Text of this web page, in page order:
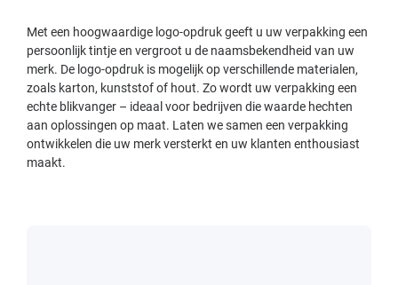
Met een hoogwaardige logo-opdruk geeft u uw verpakking een
persoonlijk tintje en vergroot u de naamsbekendheid van uw
merk. De logo-opdruk is mogelijk op verschillende materialen,
zoals karton, kunststof of hout. Zo wordt uw verpakking een
echte blikvanger – ideaal voor bedrijven die waarde hechten
aan oplossingen op maat. Laten we samen een verpakking
ontwikkelen die uw merk versterkt en uw klanten enthousiast
maakt.